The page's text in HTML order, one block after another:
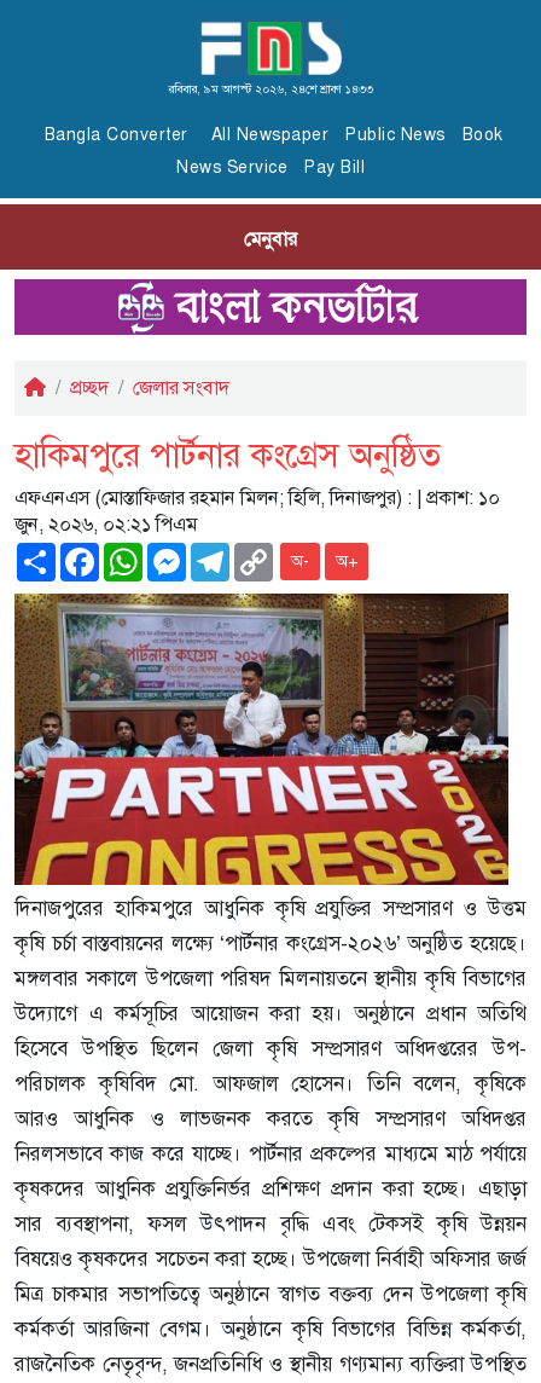
রবিবার, ৯ম আগস্ট ২০২৬, ২৪শে শ্রাবণ ১৪৩৩
Bangla Converter All Newspaper Public News
Book
News Service
Pay Bill
মেনুবার
প্রচ্ছদ জেলার সংবাদ
হাকিমপুরে পার্টনার কংগ্রেস অনুষ্ঠিত
এফএনএস (মোস্তাফিজার রহমান মিলন; হিলি, দিনাজপুর) : | প্রকাশ: ১০
জুন, ২০২৬, ০২:২১ পিএম
ShareFacebookWhatsAppMessenger
Telegram
Copy
Link
অ- অ+
দিনাজপুরের হাকিমপুরে আধুনিক কৃষি প্রযুক্তির সম্প্রসারণ ও উত্তম
কৃষি চর্চা বাস্তবায়নের লক্ষ্যে ‘পার্টনার কংগ্রেস-২০২৬’ অনুষ্ঠিত হয়েছে।
মঙ্গলবার সকালে উপজেলা পরিষদ মিলনায়তনে স্থানীয় কৃষি বিভাগের
উদ্যোগে এ কর্মসূচির আয়োজন করা হয়। অনুষ্ঠানে প্রধান অতিথি
হিসেবে উপস্থিত ছিলেন জেলা কৃষি সম্প্রসারণ অধিদপ্তরের উপ-
পরিচালক কৃষিবিদ মো. আফজাল হোসেন। তিনি বলেন, কৃষিকে
আরও আধুনিক ও লাভজনক করতে কৃষি সম্প্রসারণ অধিদপ্তর
নিরলসভাবে কাজ করে যাচ্ছে। পার্টনার প্রকল্পের মাধ্যমে মাঠ পর্যায়ে
কৃষকদের আধুনিক প্রযুক্তিনির্ভর প্রশিক্ষণ প্রদান করা হচ্ছে। এছাড়া
সার ব্যবস্থাপনা, ফসল উৎপাদন বৃদ্ধি এবং টেকসই কৃষি উন্নয়ন
বিষয়েও কৃষকদের সচেতন করা হচ্ছে। উপজেলা নির্বাহী অফিসার জর্জ
মিত্র চাকমার সভাপতিত্বে অনুষ্ঠানে স্বাগত বক্তব্য দেন উপজেলা কৃষি
কর্মকর্তা আরজিনা বেগম। অনুষ্ঠানে কৃষি বিভাগের বিভিন্ন কর্মকর্তা,
রাজনৈতিক নেতৃবৃন্দ, জনপ্রতিনিধি ও স্থানীয় গণ্যমান্য ব্যক্তিরা উপস্থিত